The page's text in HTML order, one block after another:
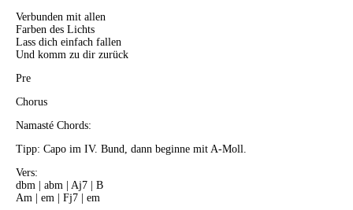
Verbunden mit allen
Farben des Lichts
Lass dich einfach fallen
Und komm zu dir zurück
Pre
Chorus
Namasté Chords:
Tipp: Capo im IV. Bund, dann beginne mit A-Moll.
Vers:
dbm | abm | Aj7 | B
Am | em | Fj7 | em